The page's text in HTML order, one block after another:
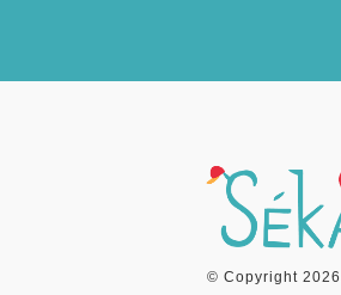
© Copyright 2026